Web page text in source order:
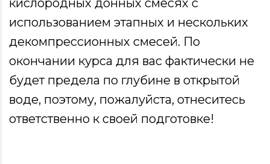
кислородных донных смесях с
использованием этапных и нескольких
декомпрессионных смесей. По
окончании курса для вас фактически не
будет предела по глубине в открытой
воде, поэтому, пожалуйста, отнеситесь
ответственно к своей подготовке!